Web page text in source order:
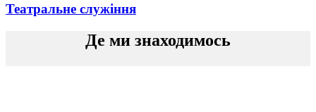
Театральне служіння
Де ми знаходимось